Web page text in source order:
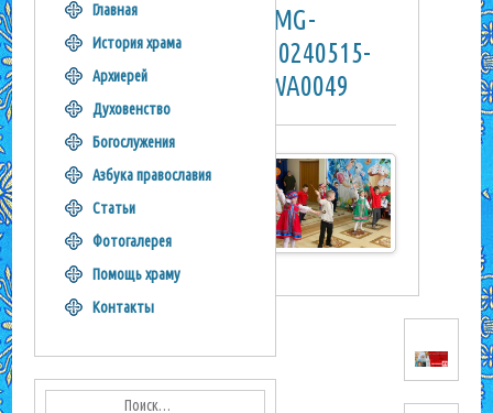
IMG-
20240515-
WA0049
Главная
История храма
Архиерей
Духовенство
Богослужения
Азбука православия
Статьи
Фотогалерея
Помощь храму
Контакты